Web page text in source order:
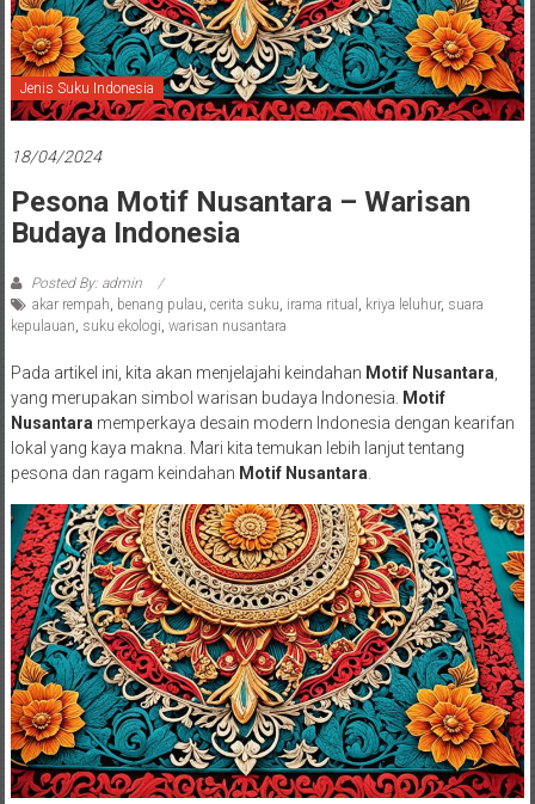
Jenis Suku Indonesia
18/04/2024
Pesona Motif Nusantara – Warisan
Budaya Indonesia
Posted By: admin
akar rempah benang pulau cerita suku irama ritual kriya leluhur, suara
kepulauan suku ekologi warisan nusantara
Pada artikel ini, kita akan menjelajahi keindahan Motif Nusantara
yang merupakan simbol warisan budaya Indonesia.
Motif
Nusantara memperkaya desain modern Indonesia dengan kearifan
lokal yang kaya makna. Mari kita temukan lebih lanjut tentang
pesona dan ragam keindahan Motif Nusantara